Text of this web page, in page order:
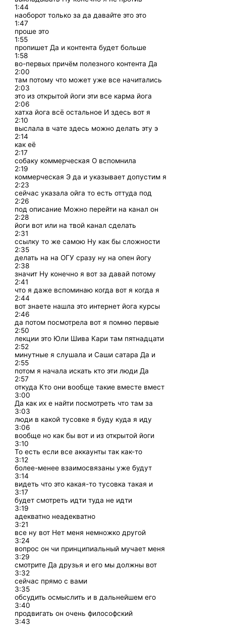
1:44
наоборот только за да давайте это это
1:47
проше это
1:55
пропишет Да и контента будет больше
1:58
во-первых причём полезного контента Да
2:00
там потому что может уже все начитались
2:03
это из открытой йоги эти все карма йога
2:06
хатха йога всё остальное И здесь вот я
2:10
выслала в чате здесь можно делать эту э
2:14
как её
2:17
собаку коммерческая О вспомнила
2:19
коммерческая Э да и указывает допустим я
2:23
сейчас указала ойга то есть оттуда под
2:26
под описание Можно перейти на канал он
2:28
йоги вот или на твой канал сделать
2:31
ссылку то же самою Ну как бы сложности
2:35
делать на на ОГУ сразу ну на опен йогу
2:38
значит Ну конечно я вот за давай потому
2:41
что я даже вспоминаю когда вот я когда я
2:44
вот знаете нашла это интернет йога курсы
2:46
да потом посмотрела вот я помню первые
2:50
лекции это Юли Шива Кари там пятнадцати
2:52
минутные я слушала и Саши сатара Да и
2:55
потом я начала искать кто эти люди Да
2:57
откуда Кто они вообще такие вместе вмест
3:00
Да как их е найти посмотреть что там за
3:03
люди в какой тусовке я буду куда я иду
3:06
вообще но как бы вот и из открытой йоги
3:10
То есть если все аккаунты так как-то
3:12
более-менее взаимосвязаны уже будут
3:14
видеть что это какая-то тусовка такая и
3:17
будет смотреть идти туда не идти
3:19
адекватно неадекватно
3:21
все ну вот Нет меня немножко другой
3:24
вопрос он чи принципиальный мучает меня
3:29
смотрите Да друзья и его мы должны вот
3:32
сейчас прямо с вами
3:35
обсудить осмыслить и в дальнейшем его
3:40
продвигать он очень философский
3:43